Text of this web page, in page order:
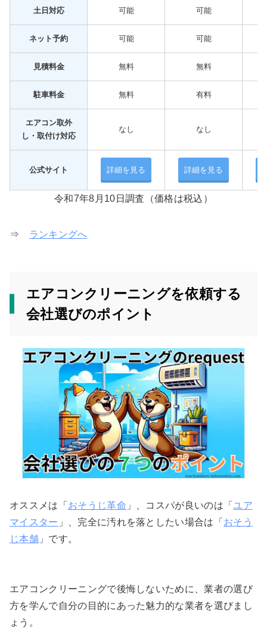
土日対応 可能 可能
ネット予約 可能 可能
見積料金 無料 無料
駐車料金 無料 有料
エアコン取外
し・取付け対応
なし なし
公式サイト 詳細を見る 詳細を見る
令和7年8月10日調査（価格は税込）
⇒ ランキングへ
エアコンクリーニングを依頼する
会社選びのポイント
オススメは「 おそうじ革命 」、コスパが良いのは「ユア
マイスター 」、完全に汚れを落としたい場合は「 おそう
じ本舗」です。
エアコンクリーニングで後悔しないために、業者の選び
方を学んで自分の目的にあった魅力的な業者を選びまし
ょう。